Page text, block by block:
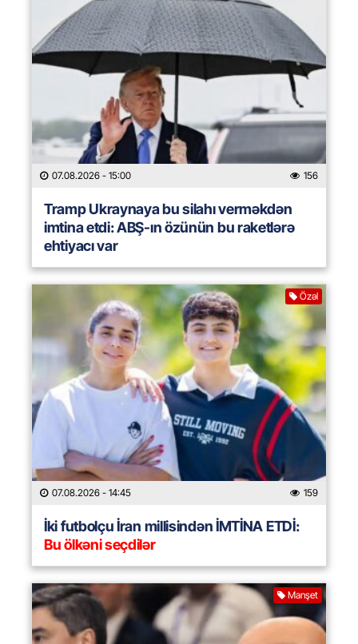
07.08.2026 - 15:00 156
Tramp Ukraynaya bu silahı verməkdən
imtina etdi: ABŞ-ın özünün bu raketlərə
ehtiyacı var
Özəl
07.08.2026 - 14:45 159
İki futbolçu İran millisindən İMTİNA ETDİ:
Bu ölkəni seçdilər
Manşet